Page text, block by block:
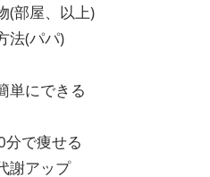
(部屋、以上)
法(パパ)
単にできる
分で痩せる
謝アップ